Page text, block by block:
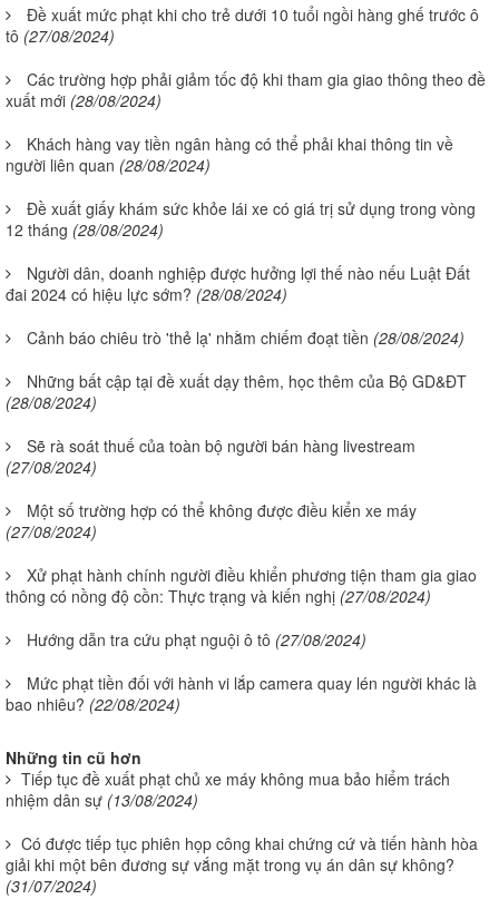
Đề xuất mức phạt khi cho trẻ dưới 10 tuổi ngồi hàng ghế trước ô
tô (27/08/2024)
Các trường hợp phải giảm tốc độ khi tham gia giao thông theo đề
xuất mới (28/08/2024)
Khách hàng vay tiền ngân hàng có thể phải khai thông tin về
người liên quan (28/08/2024)
Đề xuất giấy khám sức khỏe lái xe có giá trị sử dụng trong vòng
12 tháng (28/08/2024)
Người dân, doanh nghiệp được hưởng lợi thế nào nếu Luật Đất
đai 2024 có hiệu lực sớm? (28/08/2024)
Cảnh báo chiêu trò 'thẻ lạ' nhằm chiếm đoạt tiền (28/08/2024)
Những bất cập tại đề xuất dạy thêm, học thêm của Bộ GD&ĐT
(28/08/2024)
Sẽ rà soát thuế của toàn bộ người bán hàng livestream
(27/08/2024)
Một số trường hợp có thể không được điều kiển xe máy
(27/08/2024)
Xử phạt hành chính người điều khiển phương tiện tham gia giao
thông có nồng độ cồn: Thực trạng và kiến nghị (27/08/2024)
Hướng dẫn tra cứu phạt nguội ô tô (27/08/2024)
Mức phạt tiền đối với hành vi lắp camera quay lén người khác là
bao nhiêu? (22/08/2024)
Những tin cũ hơn
Tiếp tục đề xuất phạt chủ xe máy không mua bảo hiểm trách
nhiệm dân sự (13/08/2024)
Có được tiếp tục phiên họp công khai chứng cứ và tiến hành hòa
giải khi một bên đương sự vắng mặt trong vụ án dân sự không?
(31/07/2024)